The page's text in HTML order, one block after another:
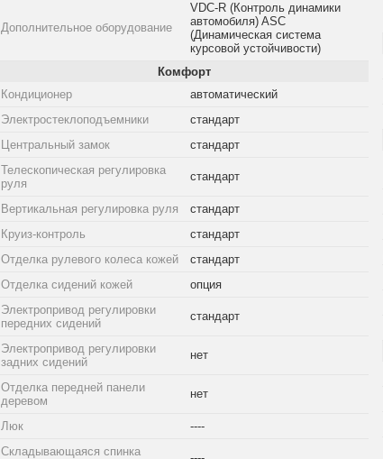
Дополнительное оборудование
VDC-R (Контроль динамики
автомобиля) ASC
(Динамическая система
курсовой устойчивости)
Комфорт
Кондиционер
автоматический
Электростеклоподъемники
стандарт
Центральный замок
стандарт
Телескопическая регулировка
руля
стандарт
Вертикальная регулировка руля
стандарт
Круиз-контроль
стандарт
Отделка рулевого колеса кожей
стандарт
Отделка сидений кожей
опция
Электропривод регулировки
передних сидений
стандарт
Электропривод регулировки
задних сидений
нет
Отделка передней панели
деревом
нет
Люк
----
Складывающаяся спинка